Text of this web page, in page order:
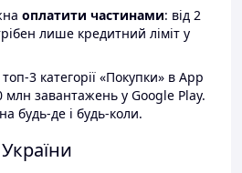
оплатити частинами: від 2
лише кредитний ліміт у
3 категорії «Покупки» в App
млн завантажень у Google Play.
будь-де і будь-коли.